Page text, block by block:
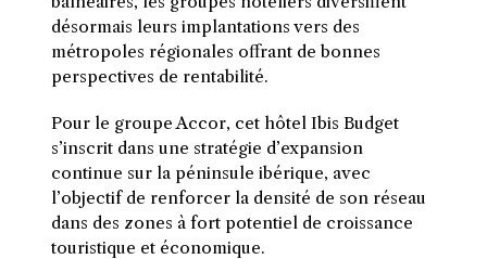
désormais leurs implantations vers des
métropoles régionales offrant de bonnes
perspectives de rentabilité.
Pour le groupe Accor, cet hôtel Ibis Budget
s’inscrit dans une stratégie d’expansion
continue sur la péninsule ibérique, avec
l’objectif de renforcer la densité de son réseau
dans des zones à fort potentiel de croissance
touristique et économique.